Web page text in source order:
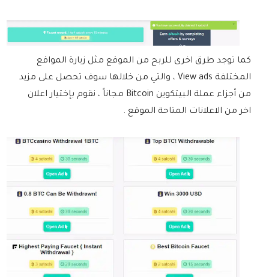
كما توجد طرق اخرى للربح من الموقع مثل زيارة المواقع
المختلفة View ads ، والتي من خلالها سوف تحصل على مزيد
من أجزاء عملة البيتكوين Bitcoin مجاناً ، نقوم بإختيار اعلان
اخر من الاعلانات المتاحة الموقع .